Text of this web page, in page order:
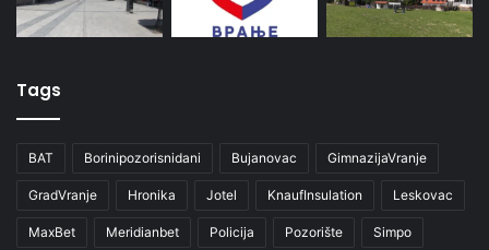
Tags
BAT Borinipozorisnidani Bujanovac GimnazijaVranje
GradVranje Hronika Jotel KnaufInsulation Leskovac
MaxBet Meridianbet Policija Pozorište Simpo